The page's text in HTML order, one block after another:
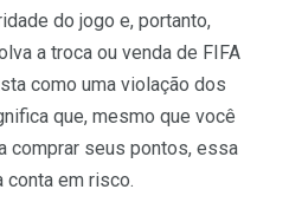
do jogo e, portanto,
a troca ou venda de FIFA
como uma violação dos
que, mesmo que você
comprar seus pontos, essa
conta em risco.